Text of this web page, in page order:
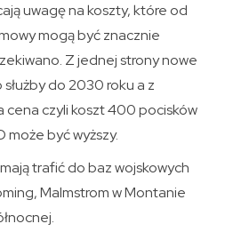
uwagę na koszty, które od
mogą być znacznie
Z jednej strony nowe
do 2030 roku a z
cena czyli koszt 400 pocisków
może być wyższy.
trafić do baz wojskowych
Malmstrom w Montanie